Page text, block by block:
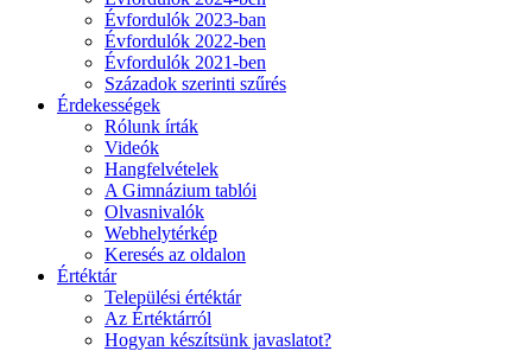
Évfordulók 2023-ban
Évfordulók 2022-ben
Évfordulók 2021-ben
Századok szerinti szűrés
Érdekességek
Rólunk írták
Videók
Hangfelvételek
A Gimnázium tablói
Olvasnivalók
Webhelytérkép
Keresés az oldalon
Értéktár
Települési értéktár
Az Értéktárról
Hogyan készítsünk javaslatot?